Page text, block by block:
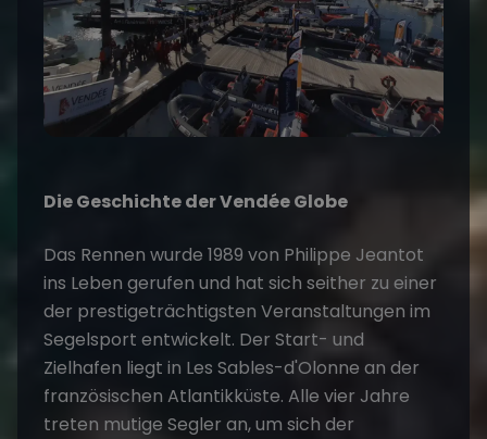
Die Geschichte der Vendée Globe
Das Rennen wurde 1989 von Philippe Jeantot
ins Leben gerufen und hat sich seither zu einer
der prestigeträchtigsten Veranstaltungen im
Segelsport entwickelt. Der Start- und
Zielhafen liegt in Les Sables-d'Olonne an der
französischen Atlantikküste. Alle vier Jahre
treten mutige Segler an, um sich der